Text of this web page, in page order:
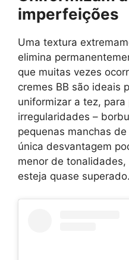
imperfeições
Uma textura
elimina
que muitas vezes
cremes BB são ideais
uniformizar a tez, para
irregularidades –
pequenas manchas
única desvantagem
menor de
esteja quase superado.